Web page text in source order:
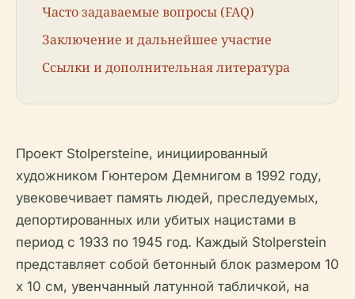
Часто задаваемые вопросы (FAQ)
Заключение и дальнейшее участие
Ссылки и дополнительная литература
Проект Stolpersteine, инициированный
художником Гюнтером Демнигом в 1992 году,
увековечивает память людей, преследуемых,
депортированных или убитых нацистами в
период с 1933 по 1945 год. Каждый Stolperstein
представляет собой бетонный блок размером 10
x 10 см, увенчанный латунной табличкой, на